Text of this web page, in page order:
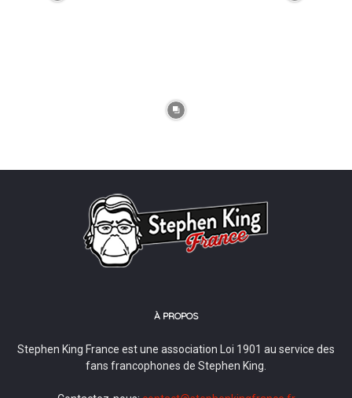
À PROPOS
Stephen King France est une association Loi 1901 au service des
fans francophones de Stephen King.